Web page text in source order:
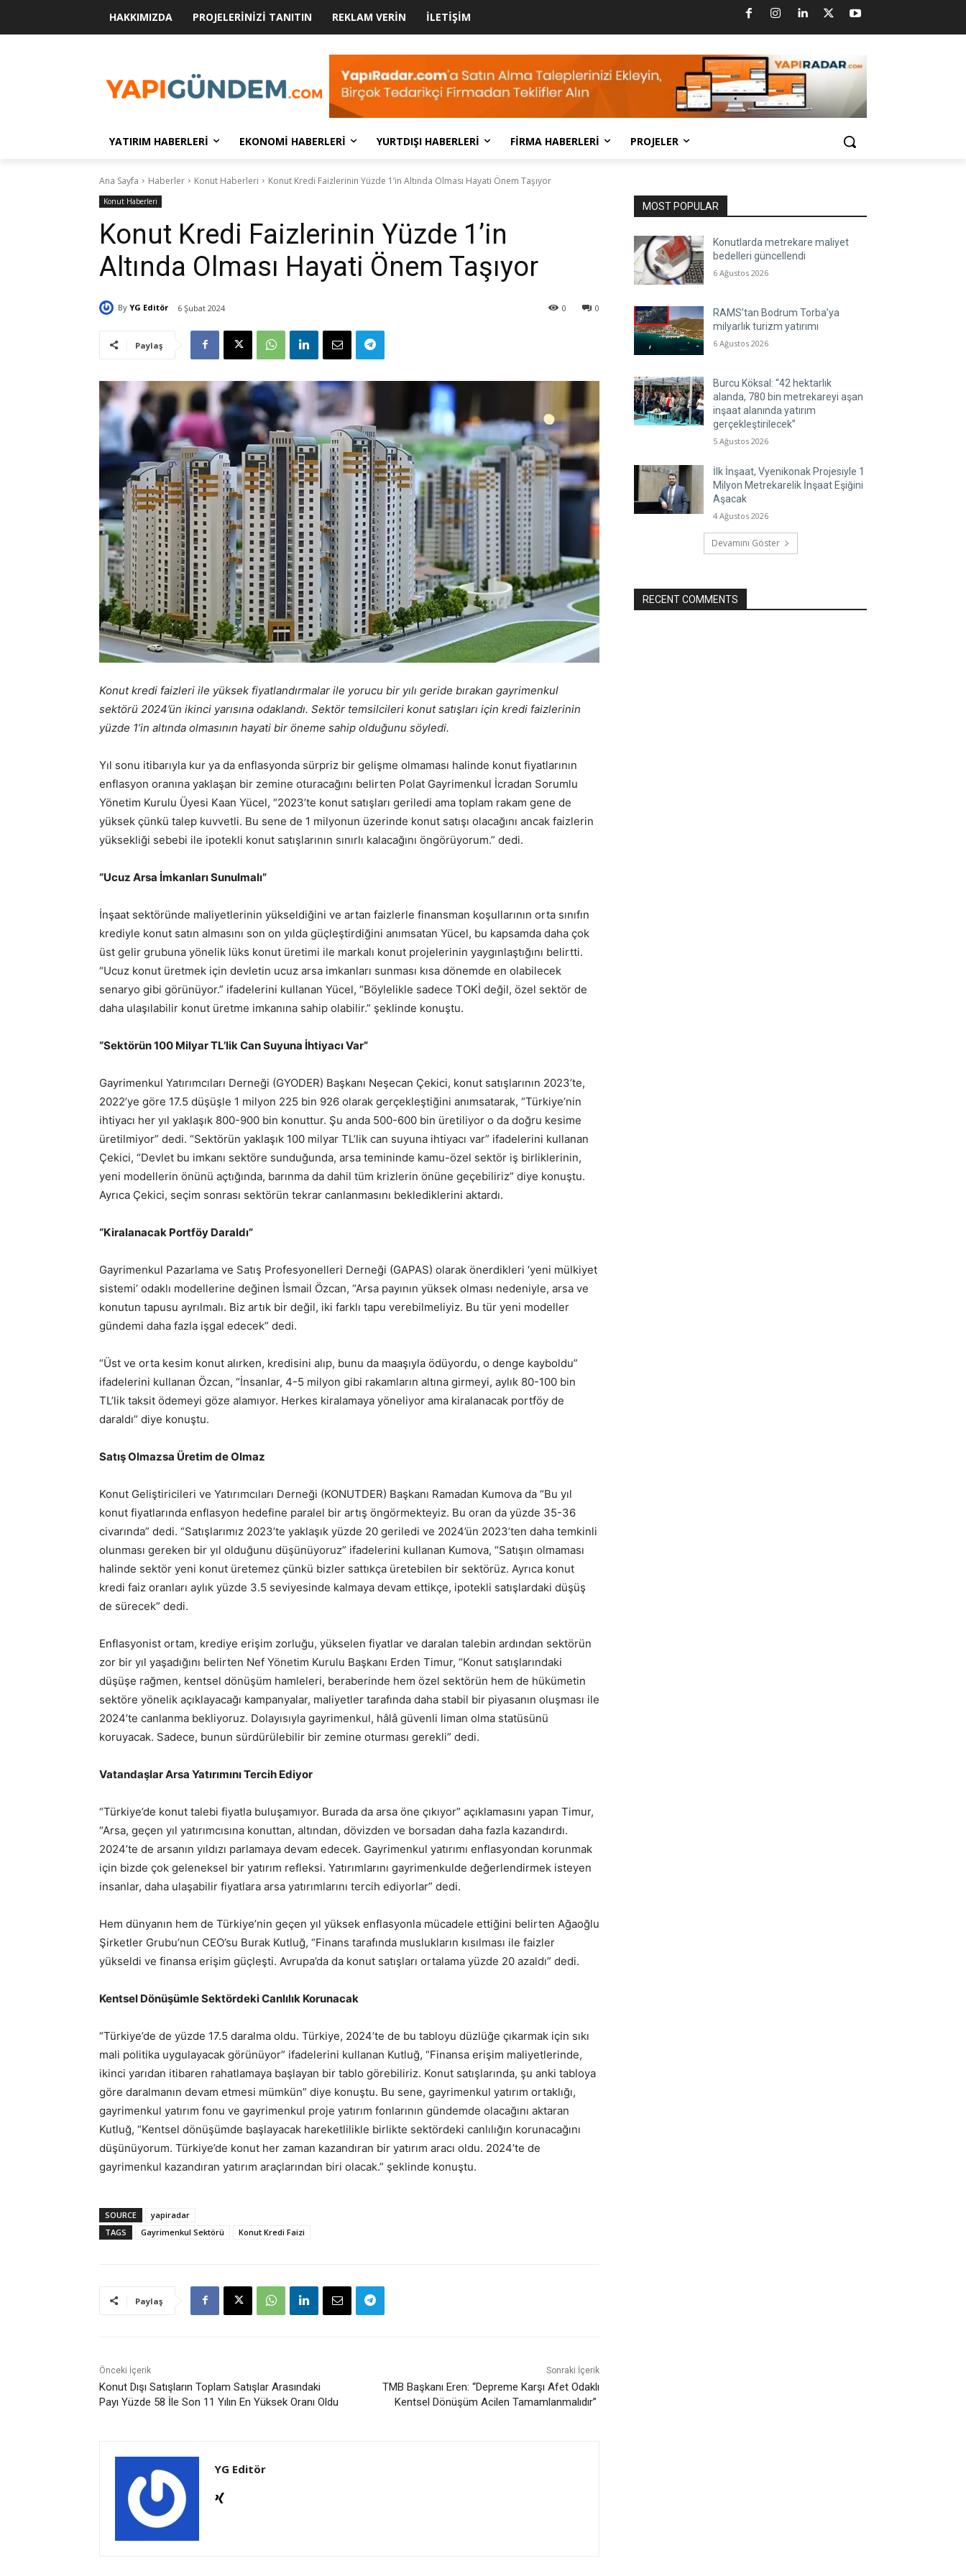
HAKKIMIZDA PROJELERINIZI TANITIN REKLAM VERIN İLETIŞIM
YATIRIM HABERLERI EKONOMI HABERLERI YURTDIŞI HABERLERI FIRMA HABERLERI PROJELER
Ana Sayfa Haberler Konut Haberleri Konut Kredi Faizlerinin Yüzde 1’in Altında Olması Hayati Önem Taşıyor
Konut Haberleri
Konut Kredi Faizlerinin Yüzde 1’in
Altında Olması Hayati Önem Taşıyor
By YG Editör 6 Şubat 2024 0
0
Paylaş
Konut kredi faizleri ile yüksek fiyatlandırmalar ile yorucu bir yılı geride bırakan gayrimenkul
sektörü 2024’ün ikinci yarısına odaklandı. Sektör temsilcileri konut satışları için kredi faizlerinin
yüzde 1’in altında olmasının hayati bir öneme sahip olduğunu söyledi.
Yıl sonu itibarıyla kur ya da enflasyonda sürpriz bir gelişme olmaması halinde konut fiyatlarının
enflasyon oranına yaklaşan bir zemine oturacağını belirten Polat Gayrimenkul İcradan Sorumlu
Yönetim Kurulu Üyesi Kaan Yücel, “2023’te konut satışları geriledi ama toplam rakam gene de
yüksek çünkü talep kuvvetli. Bu sene de 1 milyonun üzerinde konut satışı olacağını ancak faizlerin
yüksekliği sebebi ile ipotekli konut satışlarının sınırlı kalacağını öngörüyorum.” dedi.
“Ucuz Arsa İmkanları Sunulmalı”
İnşaat sektöründe maliyetlerinin yükseldiğini ve artan faizlerle finansman koşullarının orta sınıfın
krediyle konut satın almasını son on yılda güçleştirdiğini anımsatan Yücel, bu kapsamda daha çok
üst gelir grubuna yönelik lüks konut üretimi ile markalı konut projelerinin yaygınlaştığını belirtti.
“Ucuz konut üretmek için devletin ucuz arsa imkanları sunması kısa dönemde en olabilecek
senaryo gibi görünüyor.” ifadelerini kullanan Yücel, “Böylelikle sadece TOKİ değil, özel sektör de
daha ulaşılabilir konut üretme imkanına sahip olabilir.” şeklinde konuştu.
“Sektörün 100 Milyar TL’lik Can Suyuna İhtiyacı Var”
Gayrimenkul Yatırımcıları Derneği (GYODER) Başkanı Neşecan Çekici, konut satışlarının 2023’te,
2022’ye göre 17.5 düşüşle 1 milyon 225 bin 926 olarak gerçekleştiğini anımsatarak, “Türkiye’nin
ihtiyacı her yıl yaklaşık 800-900 bin konuttur. Şu anda 500-600 bin üretiliyor o da doğru kesime
üretilmiyor” dedi. “Sektörün yaklaşık 100 milyar TL’lik can suyuna ihtiyacı var” ifadelerini kullanan
Çekici, “Devlet bu imkanı sektöre sunduğunda, arsa temininde kamu-özel sektör iş birliklerinin,
yeni modellerin önünü açtığında, barınma da dahil tüm krizlerin önüne geçebiliriz” diye konuştu.
Ayrıca Çekici, seçim sonrası sektörün tekrar canlanmasını beklediklerini aktardı.
“Kiralanacak Portföy Daraldı”
Gayrimenkul Pazarlama ve Satış Profes­yonelleri Derneği (GAPAS) olarak önerdikleri ‘yeni mülkiyet
sistemi’ odaklı modellerine değinen İsmail Özcan, “Arsa payının yüksek olması nedeniyle, arsa ve
konutun tapusu ayrılmalı. Biz artık bir değil, iki farklı tapu verebilmeliyiz. Bu tür yeni modeller
gündemi daha fazla işgal edecek” dedi.
“Üst ve orta kesim konut alırken, kredisini alıp, bunu da maaşıyla ödüyordu, o denge kayboldu”
ifadelerini kullanan Özcan, “İnsanlar, 4-5 milyon gibi rakamların altına girmeyi, aylık 80-100 bin
TL’lik taksit ödemeyi göze alamıyor. Herkes kiralamaya yöneliyor ama kiralanacak portföy de
daraldı” diye konuştu.
Satış Olmazsa Üretim de Olmaz
Konut Geliştiricileri ve Yatırımcıları Derneği (KONUTDER) Başkanı Ramadan Kumova da “Bu yıl
konut fiyatlarında enflasyon hedefine paralel bir artış öngörmekteyiz. Bu oran da yüzde 35-36
civarında” dedi. “Satışlarımız 2023’te yaklaşık yüzde 20 geriledi ve 2024’ün 2023’ten daha temkinli
olunması gereken bir yıl olduğunu düşünüyoruz” ifadelerini kullanan Kumova, “Satışın olmaması
halinde sektör yeni konut üretemez çünkü bizler sattıkça üretebilen bir sektörüz. Ayrıca konut
kredi faiz oranları aylık yüzde 3.5 seviyesinde kalmaya devam ettikçe, ipotekli satışlardaki düşüş
de sürecek” dedi.
Enflasyonist ortam, krediye erişim zorluğu, yükselen fiyatlar ve daralan talebin ardından sektörün
zor bir yıl yaşadığını belirten Nef Yönetim Kurulu Başkanı Erden Timur, “Konut satışlarındaki
düşüşe rağmen, kentsel dönüşüm hamleleri, beraberinde hem özel sektörün hem de hükümetin
sektöre yönelik açıklayacağı kampanyalar, maliyetler tarafında daha stabil bir piyasanın oluşması ile
2024’te canlanma bekliyoruz. Dolayısıyla gayrimenkul, hâlâ güvenli liman olma statüsünü
koruyacak. Sadece, bunun sürdürülebilir bir zemine oturması gerekli” dedi.
Vatandaşlar Arsa Yatırımını Tercih Ediyor
“Türkiye’de konut talebi fiyatla buluşamıyor. Burada da arsa öne çıkıyor” açıklamasını yapan Timur,
“Arsa, geçen yıl yatırımcısına konuttan, altından, dövizden ve borsadan daha fazla kazandırdı.
2024’te de arsanın yıldızı parlamaya devam edecek. Gayrimenkul yatırımı enflasyondan korunmak
için bizde çok geleneksel bir yatırım refleksi. Yatırımlarını gayrimenkulde değerlendirmek isteyen
insanlar, daha ulaşabilir fiyatlara arsa yatırımlarını tercih ediyorlar” dedi.
Hem dünyanın hem de Türkiye’nin geçen yıl yüksek enflasyonla mücadele ettiğini belirten Ağaoğlu
Şirketler Grubu’nun CEO’su Burak Kutluğ, “Finans tarafında muslukların kısılması ile faizler
yükseldi ve finansa erişim güçleşti. Avrupa’da da konut satışları ortalama yüzde 20 azaldı” dedi.
Kentsel Dönüşümle Sektördeki Canlılık Korunacak
“Türkiye’de de yüzde 17.5 daralma oldu. Türkiye, 2024’te de bu tabloyu düzlüğe çıkarmak için sıkı
mali politika uygulayacak görünüyor” ifadelerini kullanan Kutluğ, “Finansa erişim maliyetlerinde,
ikinci yarıdan itibaren rahatlamaya başlayan bir tablo görebiliriz. Konut satışlarında, şu anki tabloya
göre daralmanın devam etmesi mümkün” diye konuştu. Bu sene, gayrimenkul yatırım ortaklığı,
gayrimenkul yatırım fonu ve gayrimenkul proje yatırım fonlarının gündemde olacağını aktaran
Kutluğ, “Kentsel dönüşümde başlayacak hareketlilikle birlikte sektördeki canlılığın korunacağını
düşünüyorum. Türkiye’de konut her zaman kazandıran bir yatırım aracı oldu. 2024’te de
gayrimenkul kazandıran yatırım araçlarından biri olacak.” şeklinde konuştu.
SOURCE
yapiradar
TAGS
Gayrimenkul Sektörü Konut Kredi Faizi
Paylaş
Önceki İçerik
Konut Dışı Satışların Toplam Satışlar Arasındaki
Payı Yüzde 58 İle Son 11 Yılın En Yüksek Oranı Oldu
Sonraki İçerik
TMB Başkanı Eren: “Depreme Karşı Afet Odaklı
Kentsel Dönüşüm Acilen Tamamlanmalıdır”
YG Editör
MOST POPULAR
Konutlarda metrekare maliyet
bedelleri güncellendi
6 Ağustos 2026
RAMS’tan Bodrum Torba’ya
milyarlık turizm yatırımı
6 Ağustos 2026
Burcu Köksal: “42 hektarlık
alanda, 780 bin metrekareyi aşan
inşaat alanında yatırım
gerçekleştirilecek”
5 Ağustos 2026
İlk İnşaat, Vyenikonak Projesiyle 1
Milyon Metrekarelik İnşaat Eşiğini
Aşacak
4 Ağustos 2026
Devamını Göster
RECENT COMMENTS